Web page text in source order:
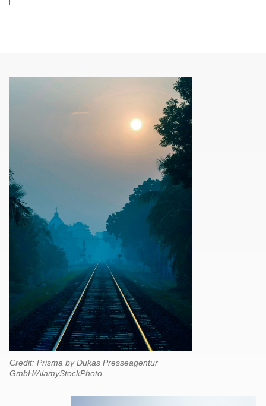
Credit: Prisma by Dukas Presseagentur
GmbH/AlamyStockPhoto